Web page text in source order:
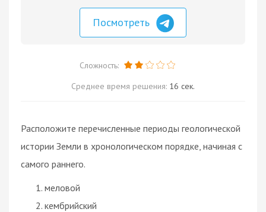
Посмотреть
Сложность:
Среднее время решения: 16 сек.
Расположите перечисленные периоды геологической
истории Земли в хронологическом порядке, начиная с
самого раннего.
меловой
кембрийский